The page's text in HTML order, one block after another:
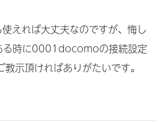
えれば大丈夫なのですが、悔し
る時に0001docomoの接続設定
示頂ければありがたいです。